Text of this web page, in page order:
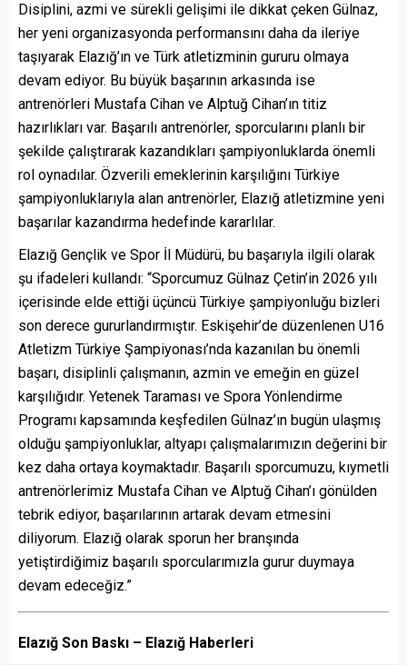
Disiplini, azmi ve sürekli gelişimi ile dikkat çeken Gülnaz,
her yeni organizasyonda performansını daha da ileriye
taşıyarak Elazığ’ın ve Türk atletizminin gururu olmaya
devam ediyor. Bu büyük başarının arkasında ise
antrenörleri Mustafa Cihan ve Alptuğ Cihan’ın titiz
hazırlıkları var. Başarılı antrenörler, sporcularını planlı bir
şekilde çalıştırarak kazandıkları şampiyonluklarda önemli
rol oynadılar. Özverili emeklerinin karşılığını Türkiye
şampiyonluklarıyla alan antrenörler, Elazığ atletizmine yeni
başarılar kazandırma hedefinde kararlılar.
Elazığ Gençlik ve Spor İl Müdürü, bu başarıyla ilgili olarak
şu ifadeleri kullandı: “Sporcumuz Gülnaz Çetin’in 2026 yılı
içerisinde elde ettiği üçüncü Türkiye şampiyonluğu bizleri
son derece gururlandırmıştır. Eskişehir’de düzenlenen U16
Atletizm Türkiye Şampiyonası’nda kazanılan bu önemli
başarı, disiplinli çalışmanın, azmin ve emeğin en güzel
karşılığıdır. Yetenek Taraması ve Spora Yönlendirme
Programı kapsamında keşfedilen Gülnaz’ın bugün ulaşmış
olduğu şampiyonluklar, altyapı çalışmalarımızın değerini bir
kez daha ortaya koymaktadır. Başarılı sporcumuzu, kıymetli
antrenörlerimiz Mustafa Cihan ve Alptuğ Cihan’ı gönülden
tebrik ediyor, başarılarının artarak devam etmesini
diliyorum. Elazığ olarak sporun her branşında
yetiştirdiğimiz başarılı sporcularımızla gurur duymaya
devam edeceğiz.”
Elazığ Son Baskı – Elazığ Haberleri